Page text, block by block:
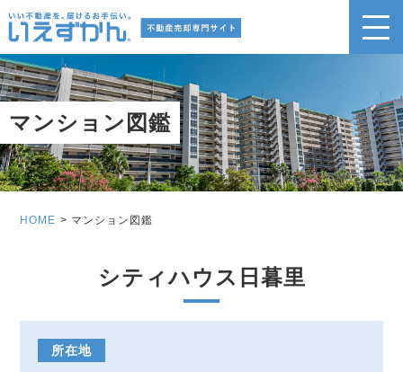
マンション図鑑
HOME マンション図鑑
シティハウス日暮里
所在地